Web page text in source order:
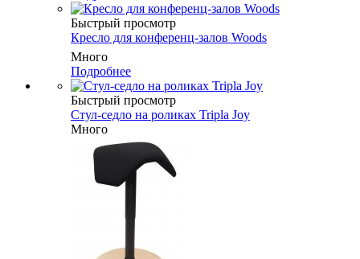
Быстрый просмотр
Кресло для конференц-залов Woods
Много
Подробнее
Быстрый просмотр
Стул-седло на роликах Tripla Joy
Много